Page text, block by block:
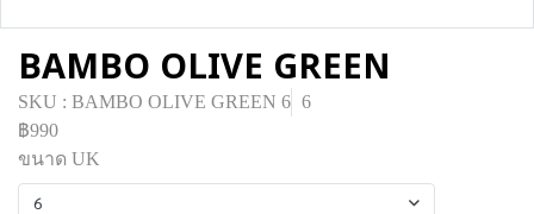
BAMBO OLIVE GREEN
SKU : BAMBO OLIVE GREEN 6 6
฿990
ขนาด UK
6